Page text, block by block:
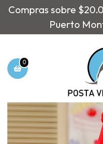
Compras sobre
Puerto
0